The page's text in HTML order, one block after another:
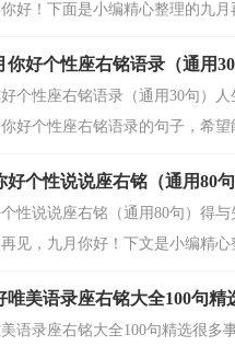
好！下面是小编精心整理的九
好个性座右铭语录（通用30
个性座右铭语录（通用30句）
好个性座右铭语录的句子，希
个性说说座右铭（通用80句
性说说座右铭（通用80句）得
见，九月你好！下文是小编精
美语录座右铭大全100句精
语录座右铭大全100句精选很